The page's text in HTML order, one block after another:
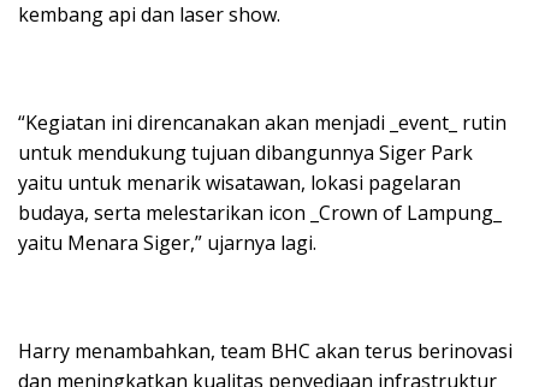
kembang api dan laser show.
“Kegiatan ini direncanakan akan menjadi _event_ rutin
untuk mendukung tujuan dibangunnya Siger Park
yaitu untuk menarik wisatawan, lokasi pagelaran
budaya, serta melestarikan icon _Crown of Lampung_
yaitu Menara Siger,” ujarnya lagi.
Harry menambahkan, team BHC akan terus berinovasi
dan meningkatkan kualitas penyediaan infrastruktur